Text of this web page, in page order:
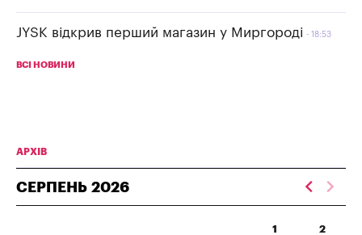
JYSK відкрив перший магазин у Миргороді 18:53
ВСІ НОВИНИ
АРХІВ
СЕРПЕНЬ 2026
1 2